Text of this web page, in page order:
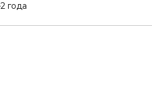
года